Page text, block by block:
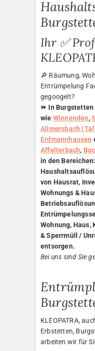
Ihr ✅
🔎 Räumung,
Entrümpelung
gegoogelt?
⏩ In
wie Winnenden,
Allmersbach
Erdmannhausen
Affalterbach,
in den
von Hausrat,
Wohnungs &
Wohnung, Haus,
& Sperrmüll /
entsorgen.
Bei uns sind Sie
KLEOPATRA,
Erbstetten,
arbeiten wir für